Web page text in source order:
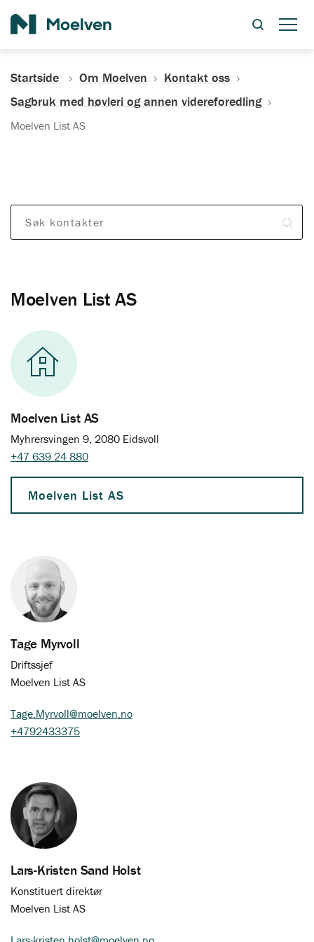
Startside Om Moelven
Kontakt oss
Sagbruk med høvleri og annen videreforedling
Moelven List AS
Moelven List AS
Søk kontakter
Moelven List AS
Myhrersvingen 9, 2080 Eidsvoll
+47 639 24 880
Moelven List AS
Tage Myrvoll
Driftssjef
Moelven List AS
Tage.Myrvoll@moelven.no
+4792433375
Lars-Kristen Sand Holst
Konstituert direktør
Moelven List AS